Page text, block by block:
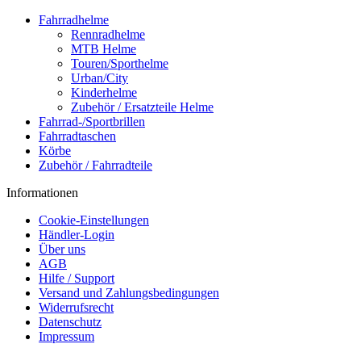
Fahrradhelme
Rennradhelme
MTB Helme
Touren/Sporthelme
Urban/City
Kinderhelme
Zubehör / Ersatzteile Helme
Fahrrad-/Sportbrillen
Fahrradtaschen
Körbe
Zubehör / Fahrradteile
Informationen
Cookie-Einstellungen
Händler-Login
Über uns
AGB
Hilfe / Support
Versand und Zahlungsbedingungen
Widerrufsrecht
Datenschutz
Impressum